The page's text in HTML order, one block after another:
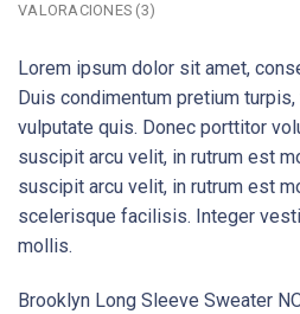
VALORACIONES (3)
Lorem ipsum dolor sit amet,
Duis condimentum pretium
vulputate quis. Donec porttitor
suscipit arcu velit, in rutrum est
suscipit arcu velit, in rutrum est
scelerisque facilisis. Integer
mollis.
Brooklyn Long Sleeve Sweater